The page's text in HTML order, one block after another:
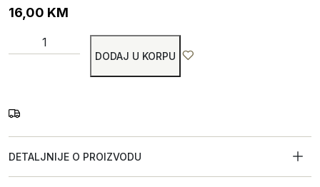
16,00 KM
DODAJ U KORPU
DETALJNIJE O PROIZVODU